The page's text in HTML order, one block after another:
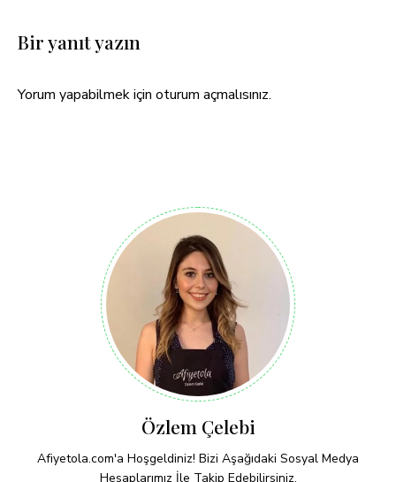
Bir yanıt yazın
Yorum yapabilmek için oturum açmalısınız.
Özlem Çelebi
Afiyetola.com'a Hoşgeldiniz! Bizi Aşağıdaki Sosyal Medya
Hesaplarımız İle Takip Edebilirsiniz.